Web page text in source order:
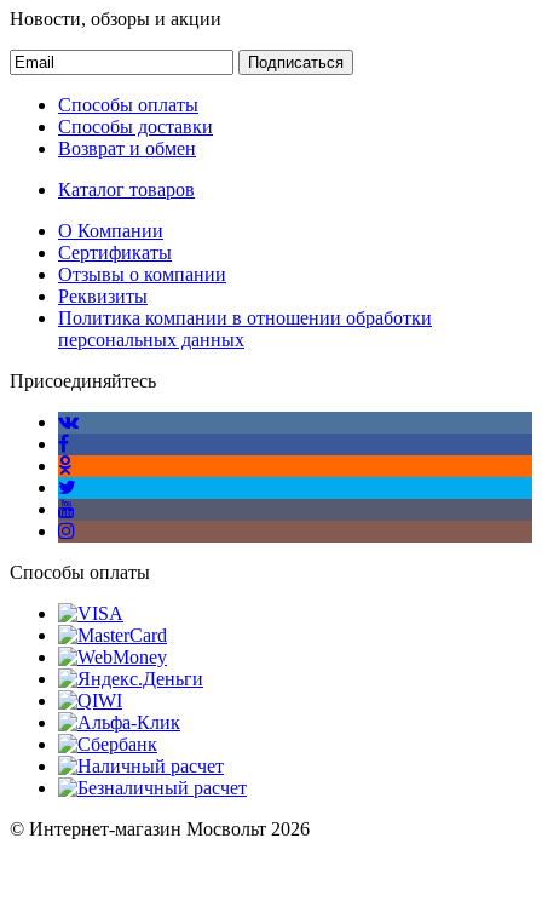
Новости, обзоры и акции
Подписаться
Способы оплаты
Способы доставки
Возврат и обмен
Каталог товаров
О Компании
Сертификаты
Отзывы о компании
Реквизиты
Политика компании в отношении обработки
персональных данных
Присоединяйтесь
Способы оплаты
© Интернет-магазин Мосвольт 2026